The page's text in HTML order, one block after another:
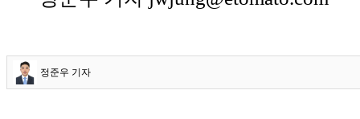
정준우 기자